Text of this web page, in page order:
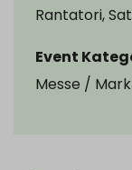
Rantatori,
Event
Messe /